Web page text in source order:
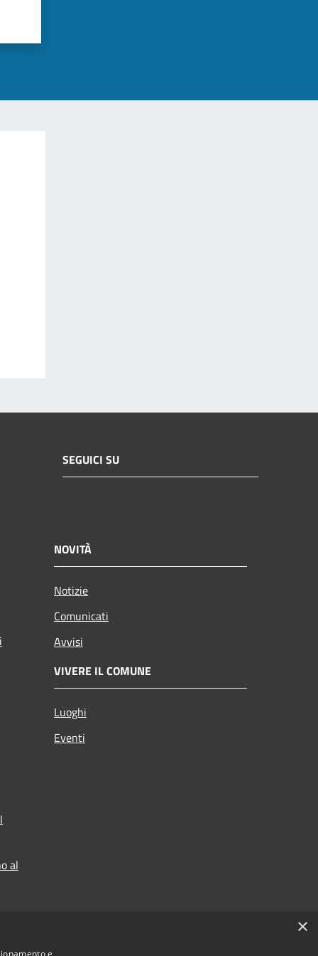
SEGUICI SU
NOVITÀ
Notizie
Comunicati
Avvisi
VIVERE IL COMUNE
Luoghi
Eventi
al
×
e